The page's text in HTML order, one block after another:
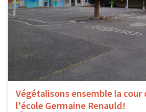
Végétalisons ensemble la cour
l'école Germaine Renauld!